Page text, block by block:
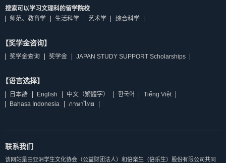
搜索可以学习文理科的留学院校
师范、教育学
生活科学 艺术学 综合科学
【奖学金咨询】
奖学金查询 奖学金 JAPAN STUDY SUPPORT Scholarships
【语言选择】
日本語 English 中文（繁體字） 한국어
Tiếng Việt
Bahasa Indonesia
ภาษาไทย
联系我们
该网站是由亚洲学生文化协会（公益财团法人）和倍楽生（倍乐生）股份有限公司共同